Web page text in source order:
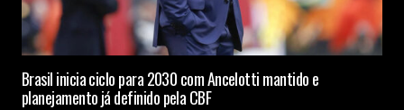
Brasil inicia ciclo para 2030 com Ancelotti mantido e
planejamento já definido pela CBF